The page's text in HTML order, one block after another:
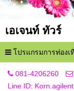
เอเจนท์ ทัวร์
โปรแกรมการท่องเ
081-4206260
Line ID: Korn.agilent